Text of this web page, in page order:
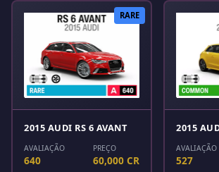
RARE
2015 AUDI RS 6 AVANT
AVALIAÇÃO
640
PREÇO
60,000 CR
2015
AVALIAÇÃO
527